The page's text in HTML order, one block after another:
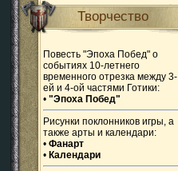
Творчество
Повесть "Эпоха Побед" о
событиях 10-летнего
временного отрезка между 3-
ей и 4-ой частями Готики:
• "Эпоха Побед"
Рисунки поклонников игры, а
также арты и календари:
• Фанарт
• Календари